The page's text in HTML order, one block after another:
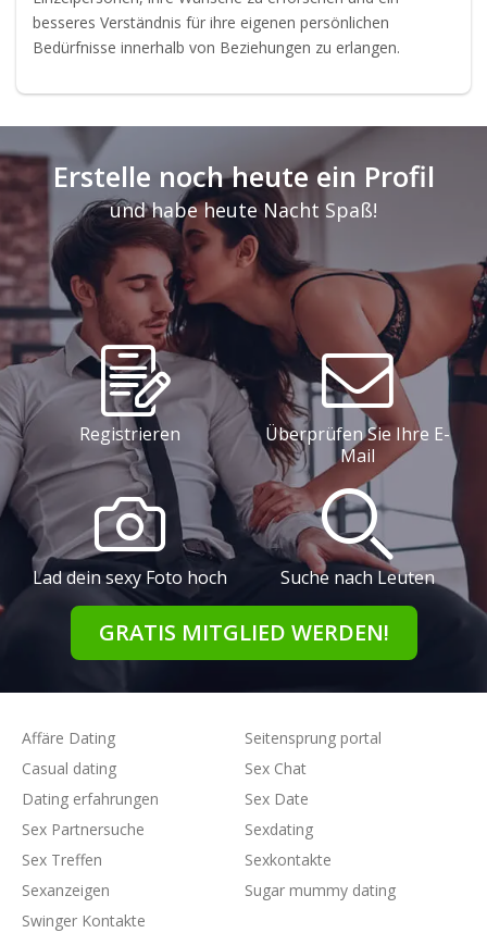
besseres Verständnis für ihre eigenen persönlichen
Bedürfnisse innerhalb von Beziehungen zu erlangen.
Erstelle noch heute ein Profil
und habe heute Nacht Spaß!
Registrieren
Überprüfen Sie Ihre E-
Mail
Lad dein sexy Foto hoch Suche nach Leuten
GRATIS MITGLIED WERDEN!
Affäre Dating
Casual dating
Dating erfahrungen
Seitensprung portal
Sex Chat
Sex Date
Sex Partnersuche
Sex Treffen
Sexanzeigen
Sexdating
Sexkontakte
Sugar mummy dating
Swinger Kontakte